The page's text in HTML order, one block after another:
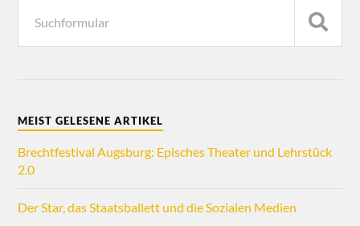
MEIST GELESENE ARTIKEL
Brechtfestival Augsburg: Episches Theater und Lehrstück
2.0
Der Star, das Staatsballett und die Sozialen Medien